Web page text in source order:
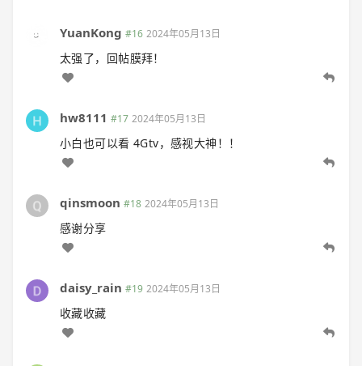
YuanKong #16 2024年05月13日
太强了，回帖膜拜！
hw8111 #17 2024年05月13日
小白也可以看 4Gtv，感视大神！！
qinsmoon #18 2024年05月13日
感谢分享
daisy_rain #19 2024年05月13日
收藏收藏